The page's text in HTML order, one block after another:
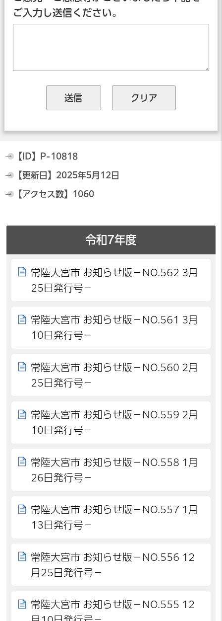
ご入力し送信ください。
【ID】 P-10818
【更新日】 2025年5月12日
【アクセス数】 1060
令和7年度
常陸大宮市 お知らせ版－NO.562 3月
25日発行号－
常陸大宮市 お知らせ版－NO.561 3月
10日発行号－
常陸大宮市 お知らせ版－NO.560 2月
25日発行号－
常陸大宮市 お知らせ版－NO.559 2月
10日発行号－
常陸大宮市 お知らせ版－NO.558 1月
26日発行号－
常陸大宮市 お知らせ版－NO.557 1月
13日発行号－
常陸大宮市 お知らせ版－NO.556 12
月25日発行号－
常陸大宮市 お知らせ版－NO.555 12